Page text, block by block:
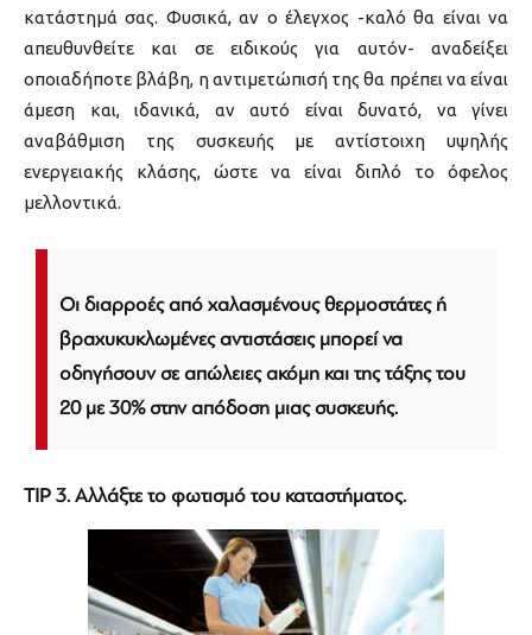
κατάστημά σας. Φυσικά, αν ο έλεγχος -καλό θα είναι να
απευθυνθείτε και σε ειδικούς για αυτόν- αναδείξει
οποιαδήποτε βλάβη, η αντιμετώπισή της θα πρέπει να είναι
άμεση και, ιδανικά, αν αυτό είναι δυνατό, να γίνει
αναβάθμιση της συσκευής με αντίστοιχη υψηλής
ενεργειακής κλάσης, ώστε να είναι διπλό το όφελος
μελλοντικά.
Οι διαρροές από χαλασμένους θερμοστάτες ή
βραχυκυκλωμένες αντιστάσεις μπορεί να
οδηγήσουν σε απώλειες ακόμη και της τάξης του
20 με 30% στην απόδοση μιας συσκευής.
TIP 3. Αλλάξτε το φωτισμό του καταστήματος.